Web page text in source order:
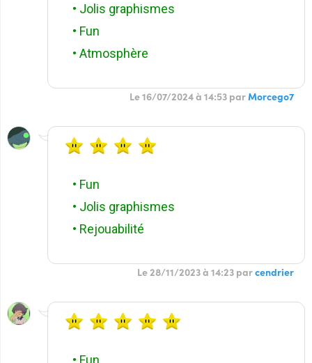
• Jolis graphismes
• Fun
• Atmosphère
Le 16/07/2024 à 14:53 parMorcego7
• Fun
• Jolis graphismes
• Rejouabilité
Le 28/11/2023 à 14:23 parcendrier
• Fun